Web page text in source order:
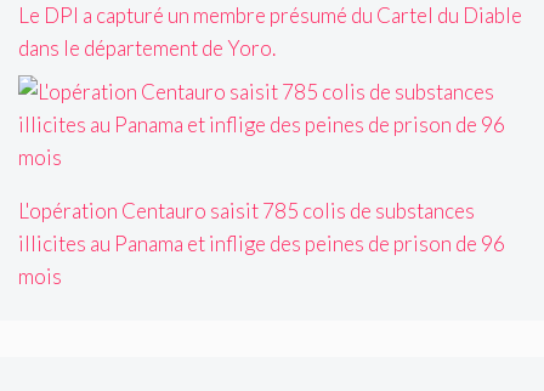
Le DPI a capturé un membre présumé du Cartel du Diable
dans le département de Yoro.
L'opération Centauro saisit 785 colis de substances
illicites au Panama et inflige des peines de prison de 96
mois